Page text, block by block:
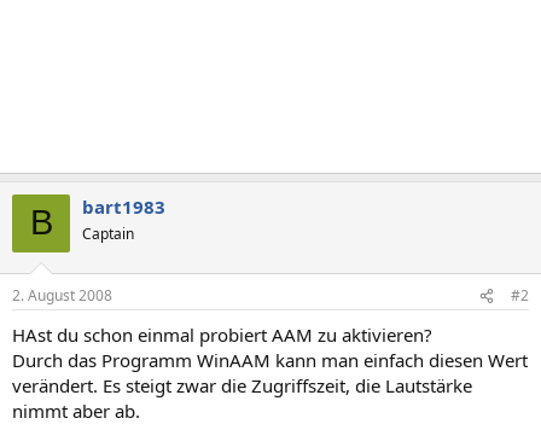
B bart1983
Captain
2. August 2008 #2
HAst du schon einmal probiert AAM zu aktivieren?
Durch das Programm WinAAM kann man einfach diesen Wert
verändert. Es steigt zwar die Zugriffszeit, die Lautstärke
nimmt aber ab.